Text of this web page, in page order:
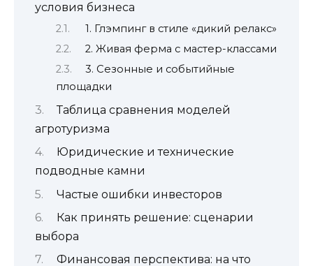
условия бизнеса
1. Глэмпинг в стиле «дикий релакс»
2. Живая ферма с мастер-классами
3. Сезонные и событийные
площадки
Таблица сравнения моделей
агротуризма
Юридические и технические
подводные камни
Частые ошибки инвесторов
Как принять решение: сценарии
выбора
Финансовая перспектива: на что